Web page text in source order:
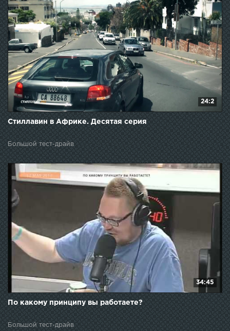
24:2
Стиллавин в Африке. Десятая серия
Большой тест-драйв
34:45
По какому принципу вы работаете?
Большой тест-драйв